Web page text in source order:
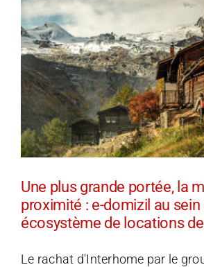
Une plus grande portée, la
proximité : e-domizil au sein
écosystème de locations
Le rachat d'Interhome par le